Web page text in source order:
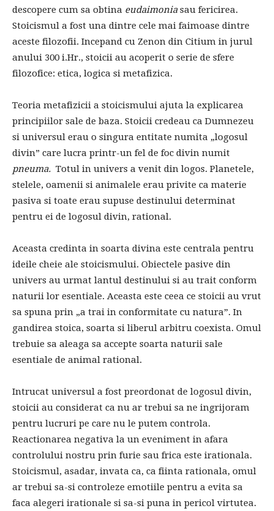
descopere cum sa obtina eudaimoniasau fericirea.
Stoicismul a fost una dintre cele mai faimoase dintre
aceste filozofii. Incepand cu Zenon din Citium in jurul
anului 300 i.Hr., stoicii au acoperit o serie de sfere
filozofice: etica, logica si metafizica.
Teoria metafizicii a stoicismului ajuta la explicarea
principiilor sale de baza. Stoicii credeau ca Dumnezeu
si universul erau o singura entitate numita „logosul
divin” care lucra printr-un fel de foc divin numit
pneuma. Totul in univers a venit din logos. Planetele,
stelele, oamenii si animalele erau privite ca materie
pasiva si toate erau supuse destinului determinat
pentru ei de logosul divin, rational.
Aceasta credinta in soarta divina este centrala pentru
ideile cheie ale stoicismului. Obiectele pasive din
univers au urmat lantul destinului si au trait conform
naturii lor esentiale. Aceasta este ceea ce stoicii au vrut
sa spuna prin „a trai in conformitate cu natura”. In
gandirea stoica, soarta si liberul arbitru coexista. Omul
trebuie sa aleaga sa accepte soarta naturii sale
esentiale de animal rational.
Intrucat universul a fost preordonat de logosul divin,
stoicii au considerat ca nu ar trebui sa ne ingrijoram
pentru lucruri pe care nu le putem controla.
Reactionarea negativa la un eveniment in afara
controlului nostru prin furie sau frica este irationala.
Stoicismul, asadar, invata ca, ca fiinta rationala, omul
ar trebui sa-si controleze emotiile pentru a evita sa
faca alegeri irationale si sa-si puna in pericol virtutea.